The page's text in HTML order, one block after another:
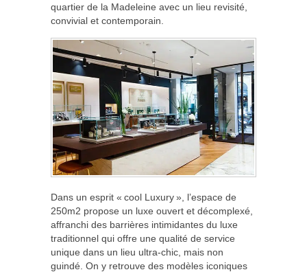
quartier de la Madeleine avec un lieu revisité,
convivial et contemporain.
Dans un esprit « cool Luxury », l’espace de
250m2 propose un luxe ouvert et décomplexé,
affranchi des barrières intimidantes du luxe
traditionnel qui offre une qualité de service
unique dans un lieu ultra-chic, mais non
guindé. On y retrouve des modèles iconiques